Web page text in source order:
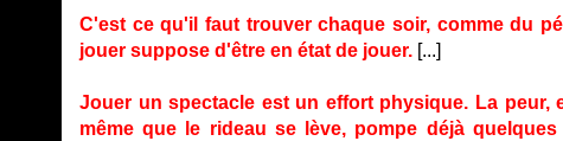
C'est ce qu'il faut trouver chaque soir, comme du
jouer suppose d'être en état de jouer. [...]
Jouer un spectacle est un effort physique. La peur,
même que le rideau se lève, pompe déjà